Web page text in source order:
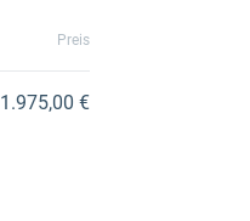
Preis
1.975,00 €